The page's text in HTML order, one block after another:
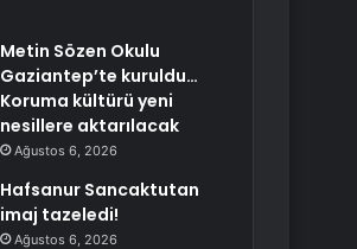
Metin Sözen Okulu
Gaziantep’te kuruldu…
Koruma kültürü yeni
nesillere aktarılacak
Ağustos 6, 2026
Hafsanur Sancaktutan
imaj tazeledi!
Ağustos 6, 2026